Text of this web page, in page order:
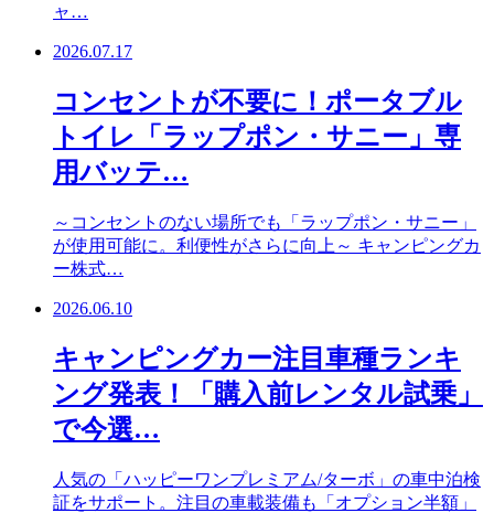
ャ…
2026.07.17
コンセントが不要に！ポータブル
トイレ「ラップポン・サニー」専
用バッテ…
～コンセントのない場所でも「ラップポン・サニー」
が使用可能に。利便性がさらに向上～ キャンピングカ
ー株式…
2026.06.10
キャンピングカー注目車種ランキ
ング発表！「購入前レンタル試乗」
で今選…
人気の「ハッピーワンプレミアム/ターボ」の車中泊検
証をサポート。注目の車載装備も「オプション半額」